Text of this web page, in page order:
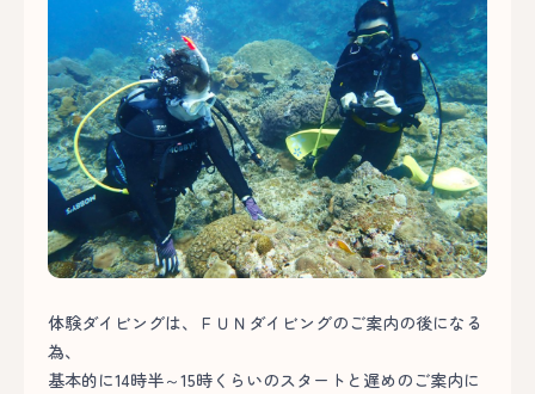
体験ダイビングは、ＦＵＮダイビングのご案内の後になる
為、
基本的に14時半～15時くらいのスタートと遅めのご案内に